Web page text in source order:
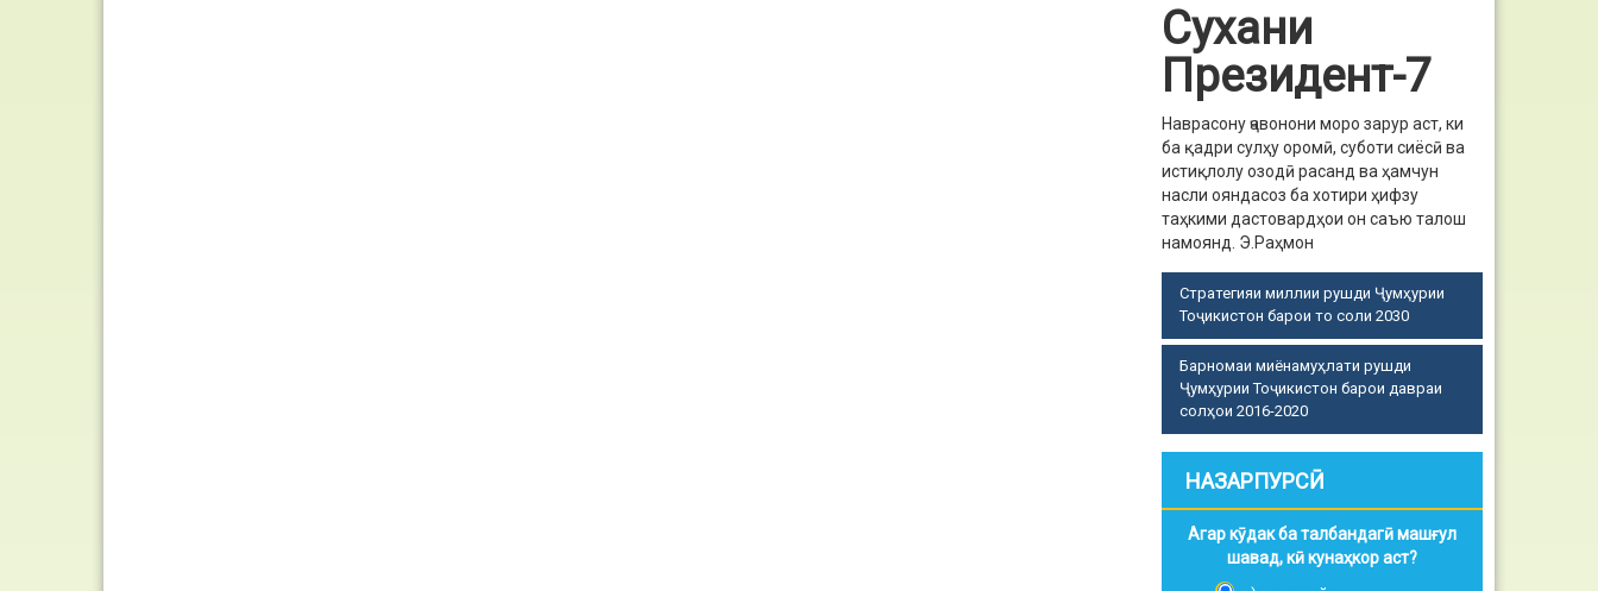
Сухани
Президент-7
Наврасону ҷавонони моро зарур аст, ки
ба қадри сулҳу оромӣ, суботи сиёсӣ ва
истиқлолу озодӣ расанд ва ҳамчун
насли ояндасоз ба хотири ҳифзу
таҳкими дастовардҳои он саъю талош
намоянд. Э.Раҳмон
Стратегияи миллии рушди Ҷумҳурии
Тоҷикистон барои то соли 2030
Барномаи миёнамуҳлати рушди
Ҷумҳурии Тоҷикистон барои давраи
солҳои 2016-2020
НАЗАРПУРСӢ
Агар кӯдак ба талбандагӣ машғул
шавад, кӣ кунаҳкор аст?